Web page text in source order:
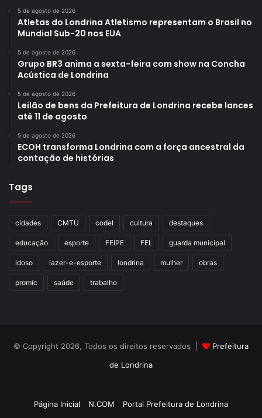
5 de agosto de 2026
Atletas do Londrina Atletismo representam o Brasil no
Mundial Sub-20 nos EUA
5 de agosto de 2026
Grupo BR3 anima a sexta-feira com show na Concha
Acústica de Londrina
5 de agosto de 2026
Leilão de bens da Prefeitura de Londrina recebe lances
até 11 de agosto
5 de agosto de 2026
ECOH transforma Londrina com a força ancestral da
contação de histórias
Tags
cidades CMTU codel cultura destaques
educação esporte FEIPE FEL guarda municipal
idoso lazer-e-esporte londrina mulher obras
promic saúde trabalho
© Copyright 2026, Todos os direitos reservados |
Prefeitura
de Londrina
Página Inicial N.COM Portal Prefeitura de Londrina